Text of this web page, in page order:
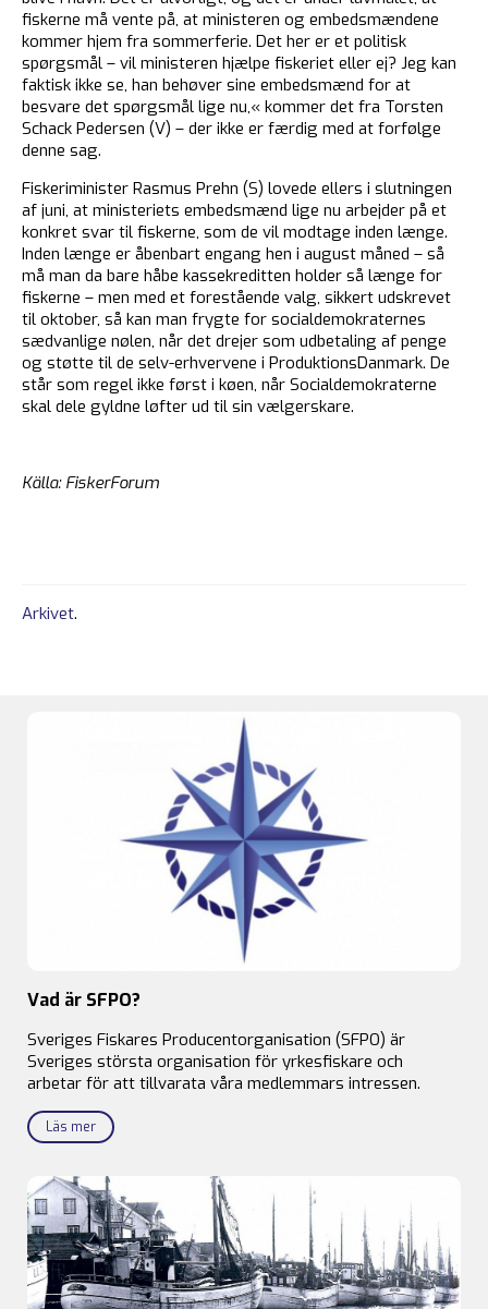
fiskerne må vente på, at ministeren og embedsmændene
kommer hjem fra sommerferie. Det her er et politisk
spørgsmål – vil ministeren hjælpe fiskeriet eller ej? Jeg kan
faktisk ikke se, han behøver sine embedsmænd for at
besvare det spørgsmål lige nu,« kommer det fra Torsten
Schack Pedersen (V) – der ikke er færdig med at forfølge
denne sag.
Fiskeriminister Rasmus Prehn (S) lovede ellers i slutningen
af juni, at ministeriets embedsmænd lige nu arbejder på et
konkret svar til fiskerne, som de vil modtage inden længe.
Inden længe er åbenbart engang hen i august måned – så
må man da bare håbe kassekreditten holder så længe for
fiskerne – men med et forestående valg, sikkert udskrevet
til oktober, så kan man frygte for socialdemokraternes
sædvanlige nølen, når det drejer som udbetaling af penge
og støtte til de selv-erhvervene i ProduktionsDanmark. De
står som regel ikke først i køen, når Socialdemokraterne
skal dele gyldne løfter ud til sin vælgerskare.
Källa: FiskerForum
Arkivet.
Vad är SFPO?
Sveriges Fiskares Producentorganisation (SFPO) är
Sveriges största organisation för yrkesfiskare och
arbetar för att tillvarata våra medlemmars intressen.
Läs mer